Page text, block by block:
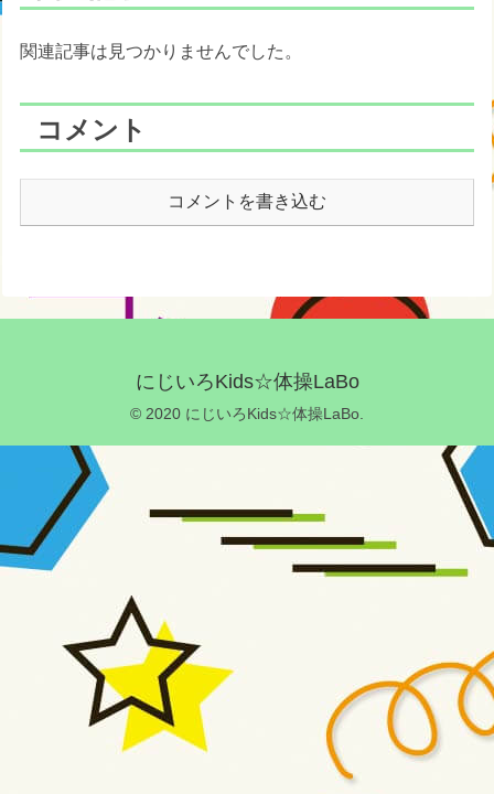
関連記事は見つかりませんでした。
コメント
コメントを書き込む
にじいろKids☆体操LaBo
© 2020 にじいろKids☆体操LaBo.